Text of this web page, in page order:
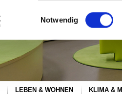
Datenschutzerklärung
jederzeit mit Wirkung
Einwilligungsauswahl
Notwendig
LEBEN & WOHNEN KLIMA &